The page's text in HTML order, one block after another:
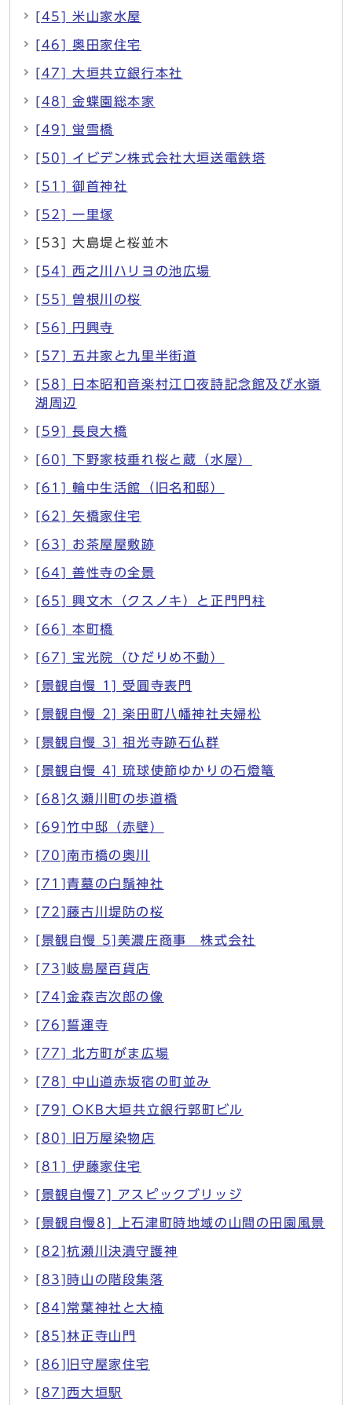
[45] 米山家水屋
[46] 奥田家住宅
[47] 大垣共立銀行本社
[48] 金蝶園総本家
[49] 蛍雪橋
[50] イビデン株式会社大垣送電鉄塔
[51] 御首神社
[52] 一里塚
[53] 大島堤と桜並木
[54] 西之川ハリヨの池広場
[55] 曽根川の桜
[56] 円興寺
[57] 五井家と九里半街道
[58] 日本昭和音楽村江口夜詩記念館及び水嶺
湖周辺
[59] 長良大橋
[60] 下野家枝垂れ桜と蔵（水屋）
[61] 輪中生活館（旧名和邸）
[62] 矢橋家住宅
[63] お茶屋屋敷跡
[64] 善性寺の全景
[65] 興文木（クスノキ）と正門門柱
[66] 本町橋
[67] 宝光院（ひだりめ不動）
[景観自慢 1] 受圓寺表門
[景観自慢 2] 楽田町八幡神社夫婦松
[景観自慢 3] 祖光寺跡石仏群
[景観自慢 4] 琉球使節ゆかりの石燈篭
[68]久瀬川町の歩道橋
[69]竹中邸（赤壁）
[70]南市橋の奥川
[71]青墓の白鬚神社
[72]藤古川堤防の桜
[景観自慢 5]美濃庄商事 株式会社
[73]岐島屋百貨店
[74]金森吉次郎の像
[76]誓運寺
[77] 北方町がま広場
[78] 中山道赤坂宿の町並み
[79] OKB大垣共立銀行郭町ビル
[80] 旧万屋染物店
[81] 伊藤家住宅
[景観自慢7] アスピックブリッジ
[景観自慢8] 上石津町時地域の山間の田園風景
[82]杭瀬川決潰守護神
[83]時山の階段集落
[84]常葉神社と大楠
[85]林正寺山門
[86]旧守屋家住宅
[87]西大垣駅